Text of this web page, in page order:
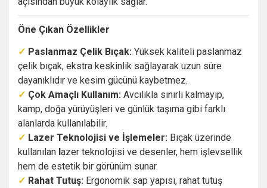
Öne Çıkan Özellikler
✓ Paslanmaz Çelik Bıçak: Yüksek kaliteli paslanmaz
çelik bıçak, ekstra keskinlik sağlayarak uzun süre
dayanıklıdır ve kesim gücünü kaybetmez.
✓ Çok Amaçlı Kullanım: Avcılıkla sınırlı kalmayıp,
kamp, doğa yürüyüşleri ve günlük taşıma gibi farklı
alanlarda kullanılabilir.
✓ Lazer Teknolojisi ve İşlemeler: Bıçak üzerinde
kullanılan lazer teknolojisi ve desenler, hem işlevsellik
hem de estetik bir görünüm sunar.
✓ Rahat Tutuş: Ergonomik sap yapısı, rahat tutuş